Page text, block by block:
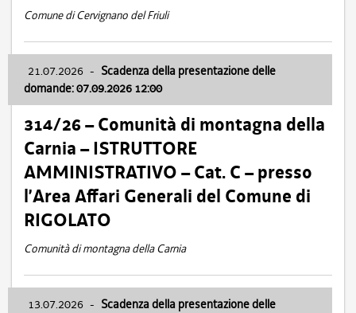
Comune di Cervignano del Friuli
21.07.2026 - Scadenza della presentazione delle
domande: 07.09.2026 12:00
314/26 – Comunità di montagna della
Carnia – ISTRUTTORE
AMMINISTRATIVO – Cat. C – presso
l’Area Affari Generali del Comune di
RIGOLATO
Comunità di montagna della Carnia
13.07.2026 - Scadenza della presentazione delle